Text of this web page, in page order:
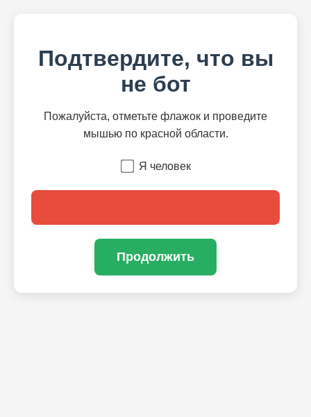
Подтвердите, что вы
не бот
Пожалуйста, отметьте флажок и проведите
мышью по красной области.
Я человек
Продолжить